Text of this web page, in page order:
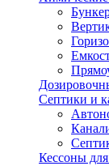
Септики и
Кессоны